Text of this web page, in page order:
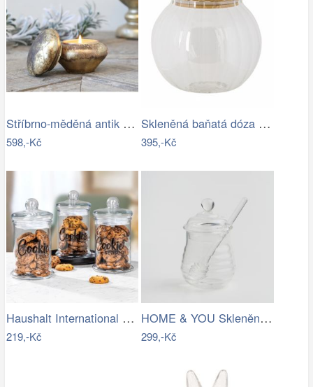
Stříbrno-měděná antik skleněná dóza s…
598,-Kč
Skleněná baňatá dóza s víkem L - Ø 13…
395,-Kč
Haushalt International Skleněná dóza na…
219,-Kč
HOME & YOU Skleněná dóza na med 250 ml
299,-Kč